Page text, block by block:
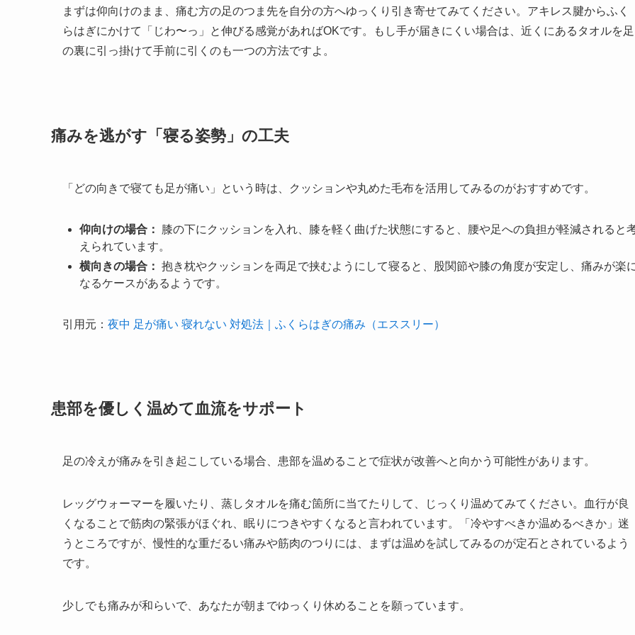
まずは仰向けのまま、痛む方の足のつま先を自分の方へゆっくり引き寄せてみてください。アキレス腱からふく
らはぎにかけて「じわ〜っ」と伸びる感覚があればOKです。もし手が届きにくい場合は、近くにあるタオルを足
の裏に引っ掛けて手前に引くのも一つの方法ですよ。
痛みを逃がす「寝る姿勢」の工夫
「どの向きで寝ても足が痛い」という時は、クッションや丸めた毛布を活用してみるのがおすすめです。
仰向けの場合：
膝の下にクッションを入れ、膝を軽く曲げた状態にすると、腰や足への負担が軽減されると
えられています。
横向きの場合： 抱き枕やクッションを両足で挟むようにして寝ると、股関節や膝の角度が安定し、痛みが楽
なるケースがあるようです。
引用元： 夜中 足が痛い 寝れない 対処法｜ふくらはぎの痛み（エススリー）
患部を優しく温めて血流をサポート
足の冷えが痛みを引き起こしている場合、患部を温めることで症状が改善へと向かう可能性があります。
レッグウォーマーを履いたり、蒸しタオルを痛む箇所に当てたりして、じっくり温めてみてください。血行が良
くなることで筋肉の緊張がほぐれ、眠りにつきやすくなると言われています。「冷やすべきか温めるべきか」迷
うところですが、慢性的な重だるい痛みや筋肉のつりには、まずは温めを試してみるのが定石とされているよう
です。
少しでも痛みが和らいで、あなたが朝までゆっくり休めることを願っています。